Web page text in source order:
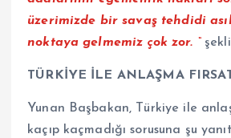
üzerimizde bir savaş tehdidi
noktaya gelmemiz çok zor. “
TÜRKİYE İLE ANLAŞMA
Yunan Başbakan, Türkiye ile
kaçıp kaçmadığı sorusuna şu